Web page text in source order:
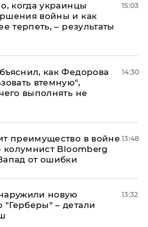
когда украинцы
войны и как
терпеть, – результаты
15:03
как Федорова
втемную",
выполнять не
14:30
преимущество в войне
колумнист Bloomberg
от ошибки
13:48
новую
– детали
13:32